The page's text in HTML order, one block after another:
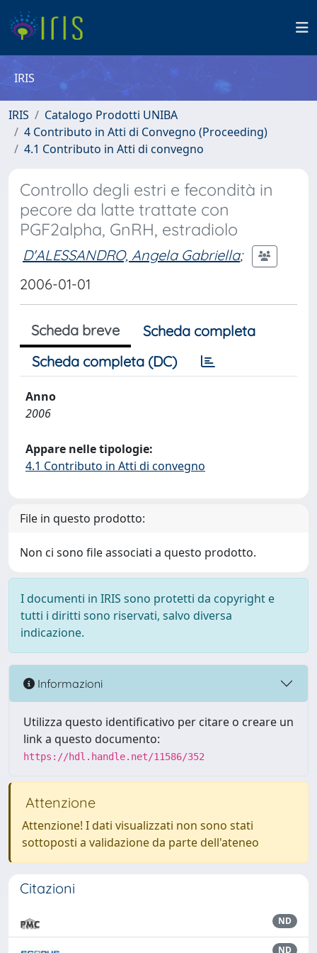
IRIS
IRIS
Catalogo Prodotti UNIBA
4 Contributo in Atti di Convegno (Proceeding)
4.1 Contributo in Atti di convegno
Controllo degli estri e fecondità in
pecore da latte trattate con
PGF2alpha, GnRH, estradiolo
D'ALESSANDRO, Angela Gabriella;
2006-01-01
Scheda breve
Scheda completa
Scheda completa (DC)
Anno
2006
Appare nelle tipologie:
4.1 Contributo in Atti di convegno
File in questo prodotto:
Non ci sono file associati a questo prodotto.
I documenti in IRIS sono protetti da copyright e
tutti i diritti sono riservati, salvo diversa
indicazione.
Informazioni
Utilizza questo identificativo per citare o creare un
link a questo documento:
https://hdl.handle.net/11586/352
Attenzione
Attenzione! I dati visualizzati non sono stati
sottoposti a validazione da parte dell'ateneo
Citazioni
ND
ND